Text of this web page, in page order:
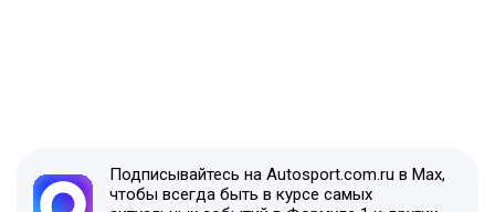
Подписывайтесь на Autosport.com.ru в Max,
чтобы всегда быть в курсе самых